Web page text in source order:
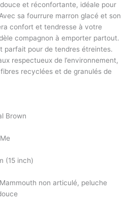
et réconfortante, idéale pour
sa fourrure marron glacé et son
confort et tendresse à votre
compagnon à emporter partout.
parfait pour de tendres étreintes.
respectueux de l’environnement,
recyclées et de granulés de
Brown
(15 inch)
non articulé, peluche